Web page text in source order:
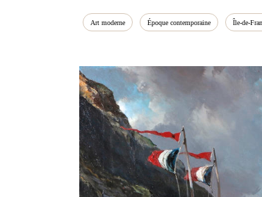
Art moderne Époque contemporaine